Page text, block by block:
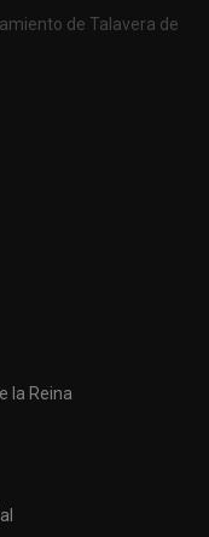
de Talavera de
la Reina